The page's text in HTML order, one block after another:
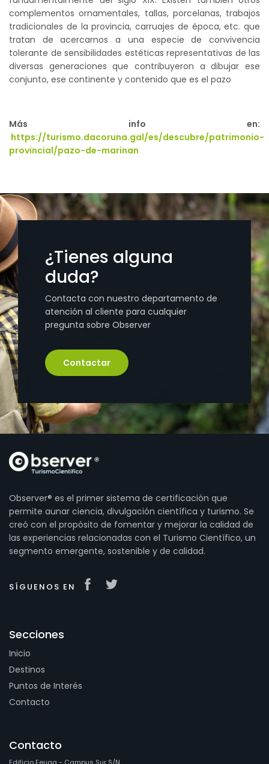
complementos ornamentales, tallas, porcelanas, trabajos
tradicionales de la provincia, carruajes de época, etc. que
tratan de acercarnos a una especie de convivencia
tolerante de sensibilidades estéticas representativas de las
diversas generaciones que contribuyeron a dibujar ese
conjunto, ese continente y contenido que es el pazo
Más info en:
https://turismo.dacoruna.gal/es/descubre/patrimonio-
provincial/pazo-de-marinan
¿Tienes alguna
duda?
Contacta con nuestro departamento de
atención al cliente para cualquier
pregunta sobre Observer
Contactar
Observer® es el primer sistema de certificación que
permite aunar ciencia, divulgación científica y turismo. Se
creó con el propósito de fomentar y mejorar la calidad de
las experiencias relacionadas con el Turismo Científico, un
segmento emergente, sostenible y de calidad.
SÍGUENOS EN
Secciones
Inicio
Destinos
Puntos de Interés
Contacto
Contacto